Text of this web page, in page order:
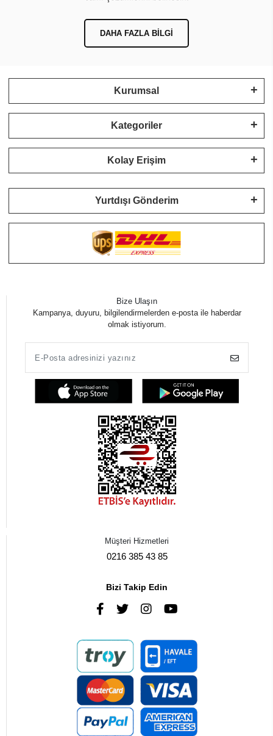
DAHA FAZLA BILGI
Kurumsal
Kategoriler
Kolay Erişim
Yurtdışı Gönderim
Bize Ulaşın
Kampanya, duyuru, bilgilendirmelerden e-posta ile haberdar
olmak istiyorum.
Müşteri Hizmetleri
0216 385 43 85
Bizi Takip Edin